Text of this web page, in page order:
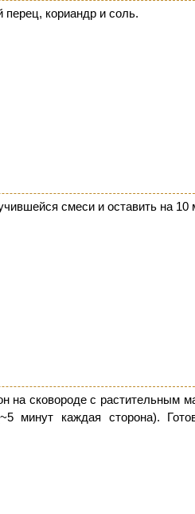
кориандр и соль.
смеси и оставить на 10
на сковороде с растительным
минут каждая сторона).